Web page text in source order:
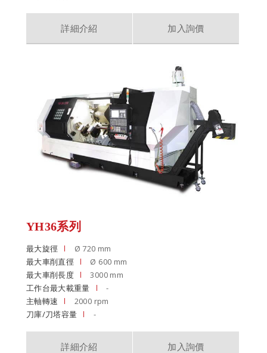
詳細介紹 加入詢價
YH36系列
最大旋徑
Ø 720 mm
最大車削直徑
Ø 600 mm
最大車削長度
3000 mm
工作台最大載重量
-
主軸轉速
2000 rpm
刀庫/刀塔容量
-
詳細介紹 加入詢價